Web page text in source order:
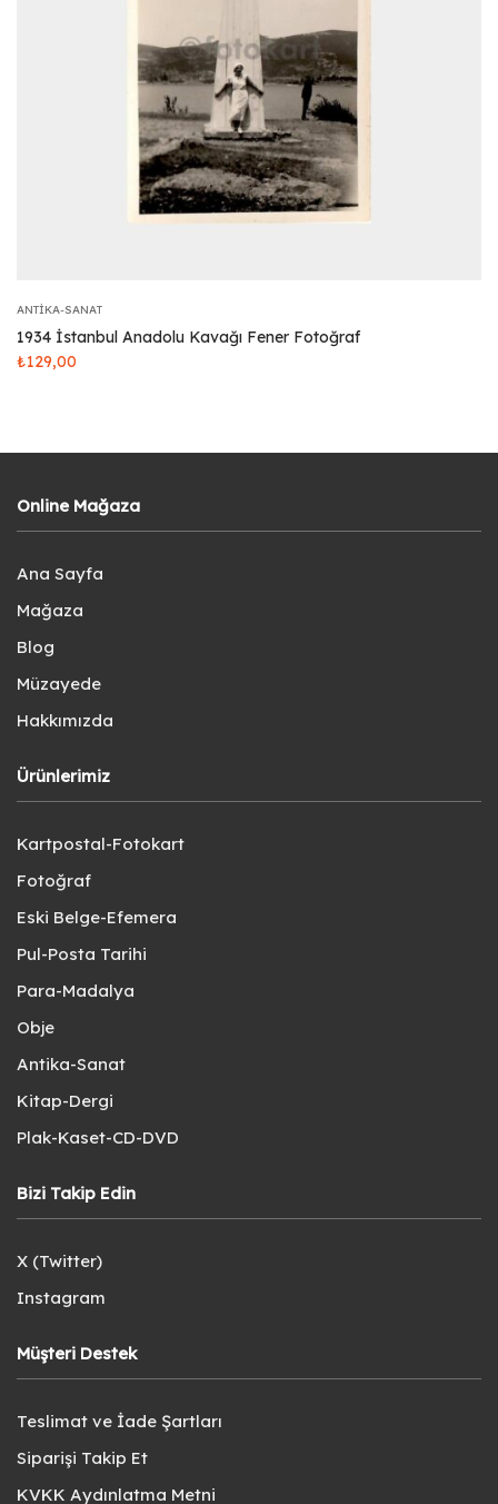
ANTIKA-SANAT
1934 İstanbul Anadolu Kavağı Fener Fotoğraf
₺129,00
Online Mağaza
Ana Sayfa
Mağaza
Blog
Müzayede
Hakkımızda
Ürünlerimiz
Kartpostal-Fotokart
Fotoğraf
Eski Belge-Efemera
Pul-Posta Tarihi
Para-Madalya
Obje
Antika-Sanat
Kitap-Dergi
Plak-Kaset-CD-DVD
Bizi Takip Edin
X (Twitter)
Instagram
Müşteri Destek
Teslimat ve İade Şartları
Siparişi Takip Et
KVKK Aydınlatma Metni